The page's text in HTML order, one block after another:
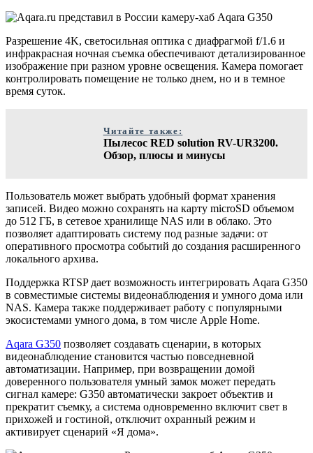
Разрешение 4K, светосильная оптика с диафрагмой f/1.6 и
инфракрасная ночная съемка обеспечивают детализированное
изображение при разном уровне освещения. Камера помогает
контролировать помещение не только днем, но и в темное
время суток.
Читайте также:
Пылесос RED solution RV-UR3200.
Обзор, плюсы и минусы
Пользователь может выбрать удобный формат хранения
записей. Видео можно сохранять на карту microSD объемом
до 512 ГБ, в сетевое хранилище NAS или в облако. Это
позволяет адаптировать систему под разные задачи: от
оперативного просмотра событий до создания расширенного
локального архива.
Поддержка RTSP дает возможность интегрировать Aqara G350
в совместимые системы видеонаблюдения и умного дома или
NAS. Камера также поддерживает работу с популярными
экосистемами умного дома, в том числе Apple Home.
Aqara G350 позволяет создавать сценарии, в которых
видеонаблюдение становится частью повседневной
автоматизации. Например, при возвращении домой
доверенного пользователя умный замок может передать
сигнал камере: G350 автоматически закроет объектив и
прекратит съемку, а система одновременно включит свет в
прихожей и гостиной, отключит охранный режим и
активирует сценарий «Я дома».